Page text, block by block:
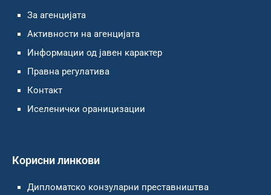
За агенцијата
Активности на агенцијата
Информации од јавен карактер
Правна регулатива
Контакт
Иселенички ораницизации
Корисни линкови
Дипломатско конзуларни преставништва